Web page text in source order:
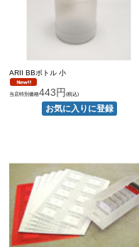
ARII BBボトル 小
当店特別価格443円(税込)